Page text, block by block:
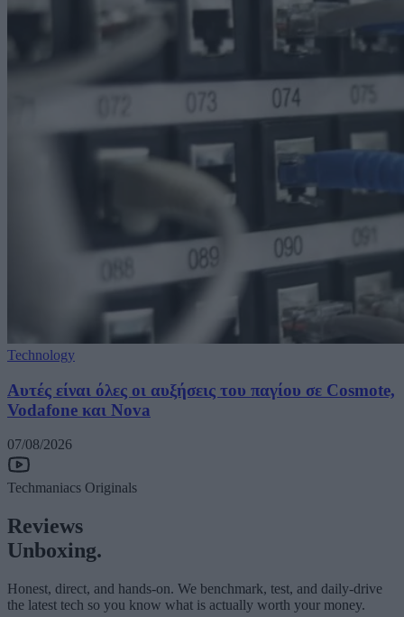
Technology
Αυτές είναι όλες οι αυξήσεις του παγίου σε Cosmote,
Vodafone και Nova
07/08/2026
Techmaniacs Originals
Reviews
Unboxing.
Honest, direct, and hands-on. We benchmark, test, and daily-drive
the latest tech so you know what is actually worth your money.